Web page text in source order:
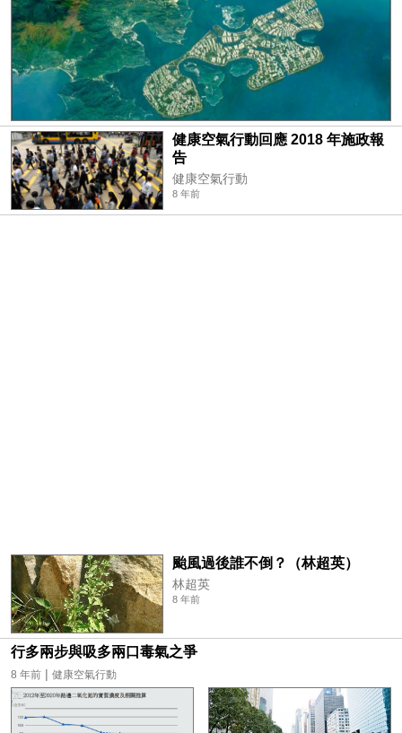
健康空氣行動回應 2018 年施政報
告
健康空氣行動
8 年前
颱風過後誰不倒？（林超英）
林超英
8 年前
行多兩步與吸多兩口毒氣之爭
8 年前 | 健康空氣行動